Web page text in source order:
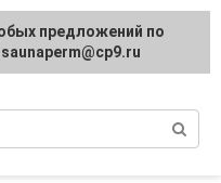
предложений по